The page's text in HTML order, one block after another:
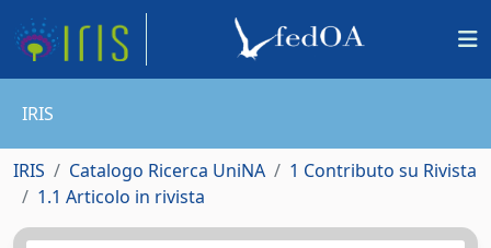
IRIS
IRIS Catalogo Ricerca UniNA
1 Contributo su Rivista
1.1 Articolo in rivista